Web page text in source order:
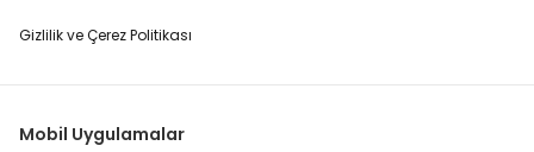
Gizlilik ve Çerez Politikası
Mobil Uygulamalar